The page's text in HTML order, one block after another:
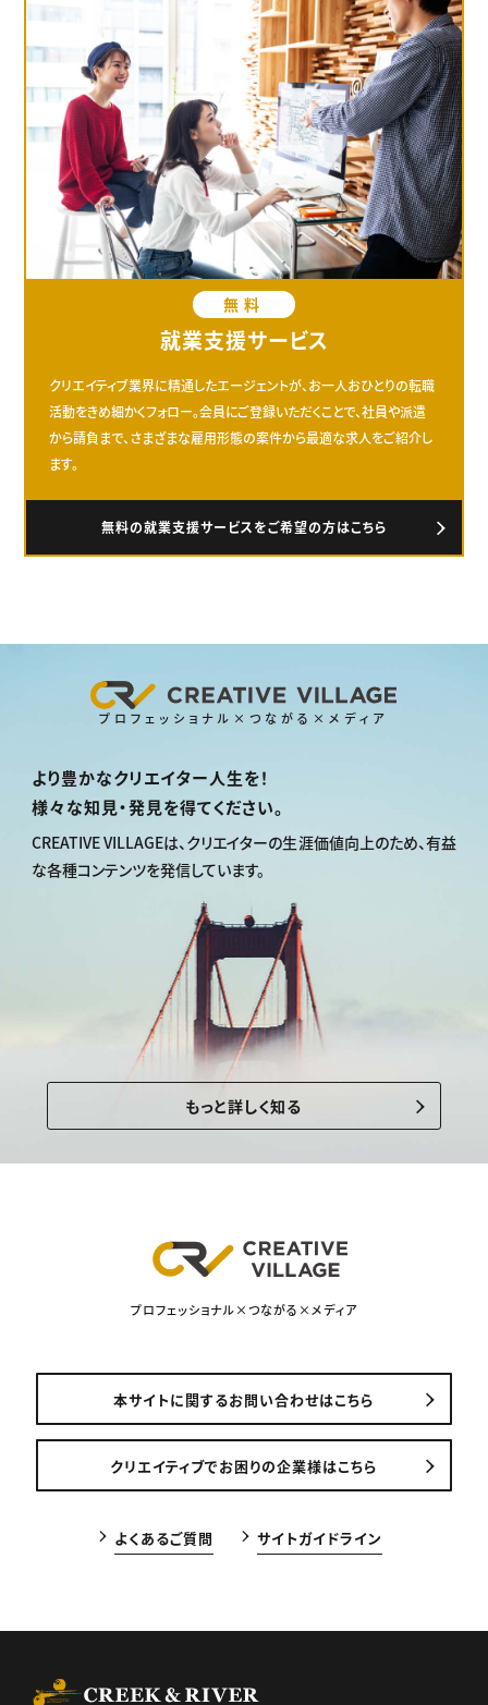
無料
就業支援サービス
クリエイティブ業界に精通したエージェントが、お一人おひとりの転職
活動をきめ細かくフォロー。会員にご登録いただくことで、社員や派遣
から請負まで、さまざまな雇用形態の案件から最適な求人をご紹介し
ます。
無料の就業支援サービスをご希望の方はこちら
プロフェッショナル×つながる×メディア
より豊かなクリエイター人生を！
様々な知見・発見を得てください。
CREATIVE VILLAGEは、クリエイターの生涯価値向上のため、有益
な各種コンテンツを発信しています。
もっと詳しく知る
プロフェッショナル×つながる×メディア
本サイトに関するお問い合わせはこちら
クリエイティブでお困りの企業様はこちら
よくあるご質問 サイトガイドライン